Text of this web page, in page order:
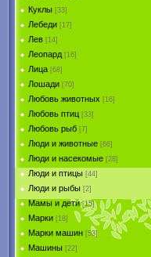
Куклы [33]
Лебеди [17]
Лев [14]
Леопард [16]
Лица [68]
Лошади [70]
Любовь животных [16]
Любовь птиц [33]
Любовь рыб [7]
Люди и животные [66]
Люди и насекомые [28]
Люди и птицы [44]
Люди и рыбы [2]
Мамы и дети [15]
Марки [18]
Марки машин [53]
Машины [22]